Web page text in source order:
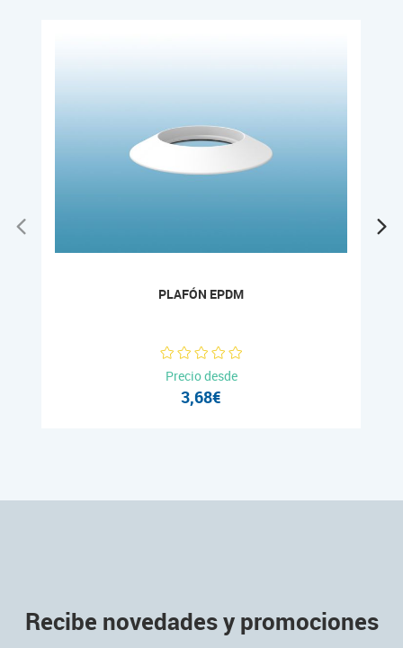
PLAFÓN EPDM
Precio desde
3,68€
Recibe novedades y promociones